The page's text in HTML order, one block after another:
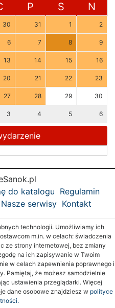
P S N
30 31 1 2
6 7 8 9
13 14 15 16
20 21 22 23
27 28 29 30
3 4 5 6
do katalogu Regulamin
Nasze serwisy Kontakt
technologii. Umożliwiamy ich
m.in. w celach: świadczenia
ze strony internetowej, bez zmiany
na ich zapisywanie w Twoim
w celach zapewnienia poprawnego i
Pamiętaj, że możesz samodzielnie
ustawienia przeglądarki. Więcej
dane osobowe znajdziesz w polityce